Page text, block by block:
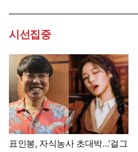
시선집중
표인봉, 자식농사 초대박…'걸그